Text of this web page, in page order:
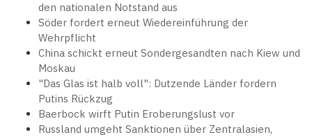
den nationalen Notstand aus
Söder fordert erneut Wiedereinführung der
Wehrpflicht
China schickt erneut Sondergesandten nach Kiew und
Moskau
"Das Glas ist halb voll": Dutzende Länder fordern
Putins Rückzug
Baerbock wirft Putin Eroberungslust vor
Russland umgeht Sanktionen über Zentralasien,